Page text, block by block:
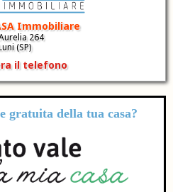
Immobiliare
264
(SP)
il telefono
gratuita della tua casa?